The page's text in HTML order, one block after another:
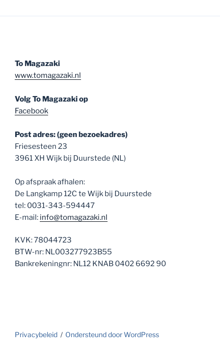
To Magazaki
www.tomagazaki.nl
Volg To Magazaki op
Facebook
Post adres: (geen bezoekadres)
Friesesteen 23
3961 XH Wijk bij Duurstede (NL)
Op afspraak afhalen:
De Langkamp 12C te Wijk bij Duurstede
tel: 0031-343-594447
E-mail: info@tomagazaki.nl
KVK: 78044723
BTW-nr: NL003277923B55
Bankrekeningnr: NL12 KNAB 0402 6692 90
Privacybeleid Ondersteund door WordPress